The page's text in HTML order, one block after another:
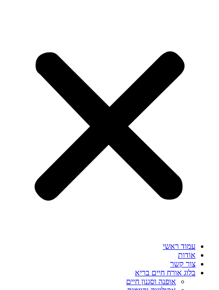
עמוד ראשי
אודות
צור קשר
בלוג אורח חיים בריא
אופנה וסגנון חיים